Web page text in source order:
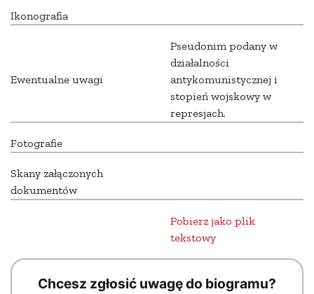
Ikonografia
Ewentualne uwagi
Pseudonim podany w
działalności
antykomunistycznej i
stopień wojskowy w
represjach.
Fotografie
Skany załączonych
dokumentów
Pobierz jako plik
tekstowy
Chcesz zgłosić uwagę do biogramu?